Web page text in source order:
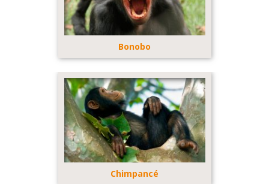
Bonobo
Chimpancé